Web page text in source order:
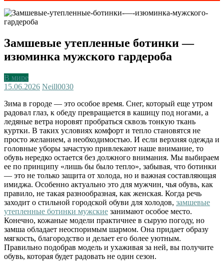
Замшевые утепленные ботинки —
изюминка мужского гардероба
В мире
15.06.2026 Neill0030
Зима в городе — это особое время. Снег, который еще утром
радовал глаз, к обеду превращается в кашицу под ногами, а
ледяные ветра норовят пробраться сквозь тонкую ткань
куртки. В таких условиях комфорт и тепло становятся не
просто желанием, а необходимостью. И если верхняя одежда и
головные уборы зачастую привлекают наше внимание, то
обувь нередко остается без должного внимания. Мы выбираем
ее по принципу «лишь бы было тепло», забывая, что ботинки
— это не только защита от холода, но и важная составляющая
имиджа. Особенно актуально это для мужчин, чья обувь, как
правило, не такая разнообразная, как женская. Когда речь
заходит о стильной городской обуви для холодов, замшевые
утепленные ботинки мужские занимают особое место.
Конечно, кожаные модели практичнее в сырую погоду, но
замша обладает неоспоримым шармом. Она придает образу
мягкость, благородство и делает его более уютным.
Правильно подобрав модель и ухаживая за ней, вы получите
обувь, которая будет радовать не один сезон.